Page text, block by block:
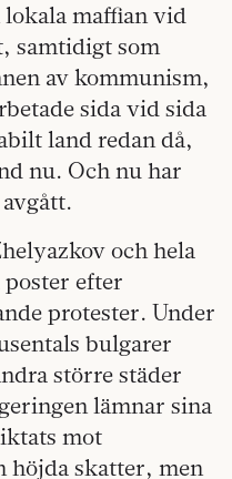
maffian vid
samtidigt som
av kommunism,
sida vid sida
land redan då,
nu. Och nu har
och hela
poster efter
protester. Under
bulgarer
större städer
lämnar sina
mot
höjda skatter, men